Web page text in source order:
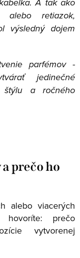
alebo retiazok,
výsledný dojem
parfémov -
jedinečné
štýlu a ročného
prečo ho
alebo viacerých
prečo
vytvorenej